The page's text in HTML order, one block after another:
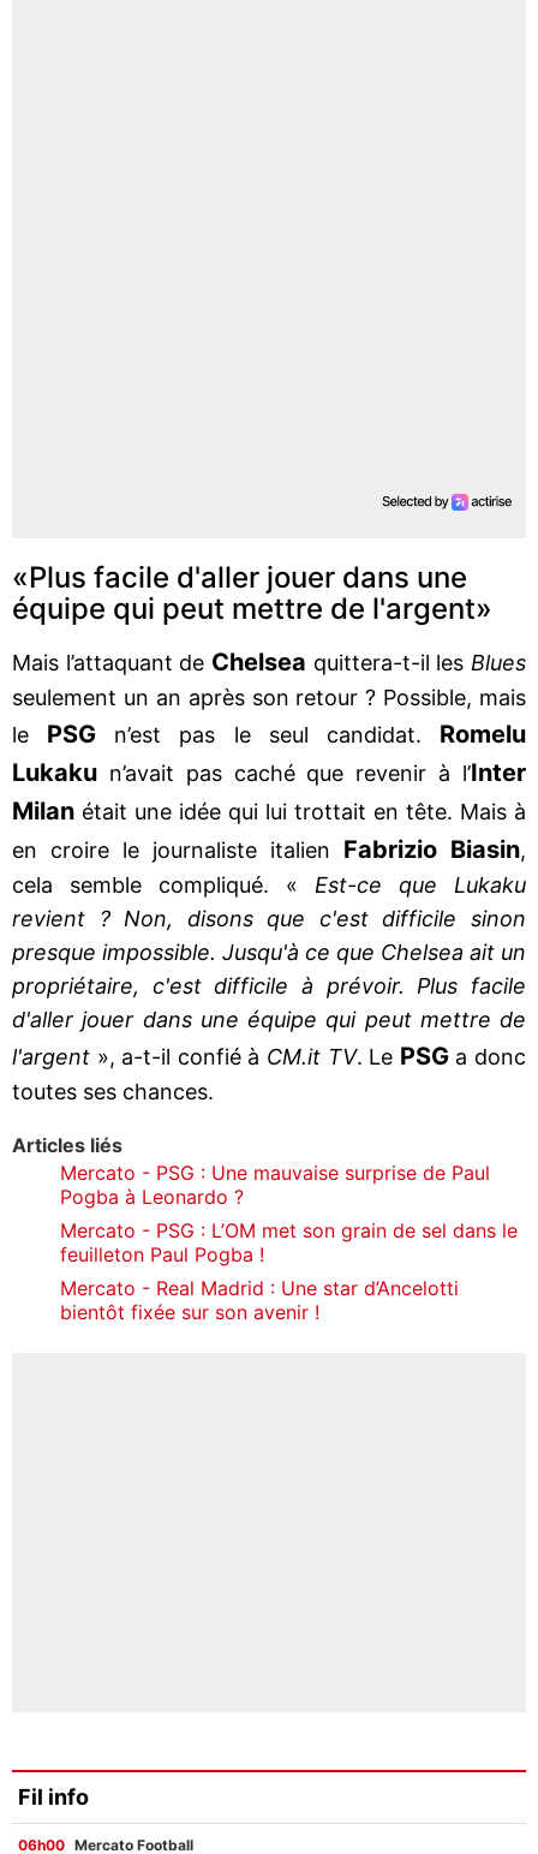
«Plus facile d'aller jouer dans une
équipe qui peut mettre de l'argent»
Mais l’attaquant de Chelsea quittera-t-il les Blues
seulement un an après son retour ? Possible, mais
le PSG n’est pas le seul candidat. Romelu
Lukaku n’avait pas caché que revenir à l’Inter
Milan était une idée qui lui trottait en tête. Mais à
en croire le journaliste italien Fabrizio Biasin,
cela semble compliqué. « Est-ce que Lukaku
revient ? Non, disons que c'est difficile sinon
presque impossible. Jusqu'à ce que Chelsea ait un
propriétaire, c'est difficile à prévoir. Plus facile
d'aller jouer dans une équipe qui peut mettre de
l'argent », a-t-il confié à CM.it TV. Le PSGa donc
toutes ses chances.
Articles liés
Mercato - PSG : Une mauvaise surprise de Paul
Pogba à Leonardo ?
Mercato - PSG : L’OM met son grain de sel dans le
feuilleton Paul Pogba !
Mercato - Real Madrid : Une star d’Ancelotti
bientôt fixée sur son avenir !
Fil info
06h00 Mercato Football